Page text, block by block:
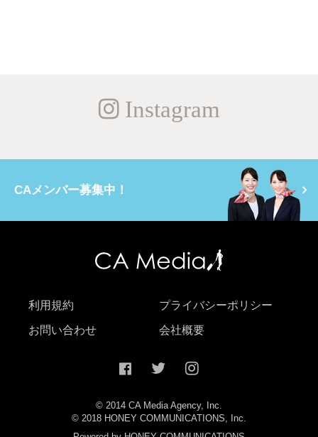
Instagram
CAメンバー募集中！
利用規約 プライバシーポリシー
お問い合わせ 会社概要
© 2014 CA Media Agency, Inc.
© 2018 HONEY COMMUNICATIONS, Inc.